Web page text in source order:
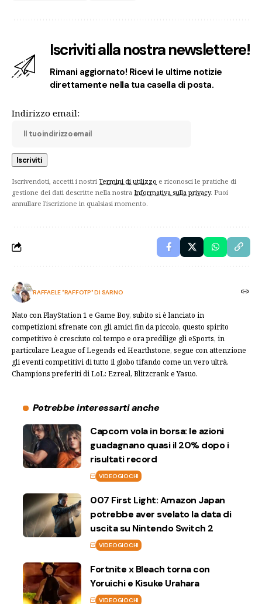
Iscriviti alla nostra newslettere!
Rimani aggiornato! Ricevi le ultime notizie
direttamente nella tua casella di posta.
Indirizzo email:
Iscrivendoti, accetti i nostri Termini di utilizzo e riconosci le pratiche di
gestione dei dati descritte nella nostra Informativa sulla privacy. Puoi
annullare l'iscrizione in qualsiasi momento.
RAFFAELE "RAFFOTP" DI SARNO
Nato con PlayStation 1 e Game Boy, subito si è lanciato in
competizioni sfrenate con gli amici fin da piccolo, questo spirito
competitivo è cresciuto col tempo e ora predilige gli eSports, in
particolare League of Legends ed Hearthstone, segue con attenzione
gli eventi competitivi di tutto il globo tifando come un vero ultrà.
Champions preferiti di LoL: Ezreal, Blitzcrank e Yasuo.
Potrebbe interessarti anche
Capcom vola in borsa: le azioni
guadagnano quasi il 20% dopo i
risultati record
VIDEOGIOCHI
007 First Light: Amazon Japan
potrebbe aver svelato la data di
uscita su Nintendo Switch 2
VIDEOGIOCHI
Fortnite x Bleach torna con
Yoruichi e Kisuke Urahara
VIDEOGIOCHI